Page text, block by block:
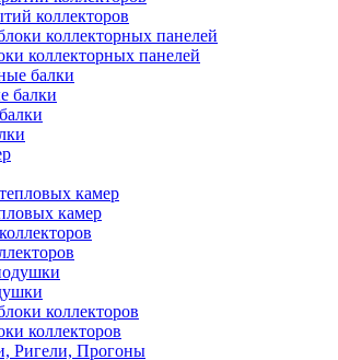
коллекторов
коллекторных панелей
балки
камер
коллекторов